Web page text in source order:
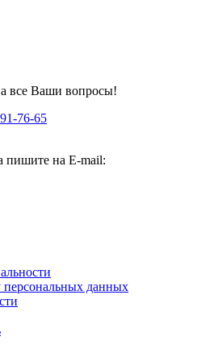
все Ваши вопросы!
76-65
пишите на E-mail:
персональных данных